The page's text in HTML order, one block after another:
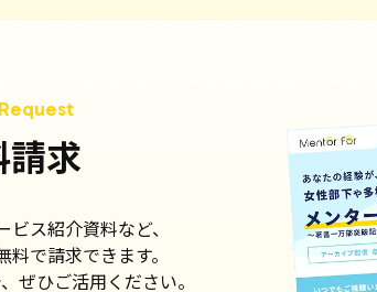
請求
ス紹介資料など、
で請求できます。
ぜひご活用ください。